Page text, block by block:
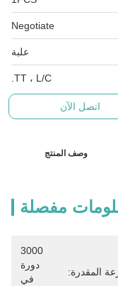
Negotiate
علبة
TT ، L/C.
اتصل الآن
وصف المنتج
مفصلة
المقدرة: